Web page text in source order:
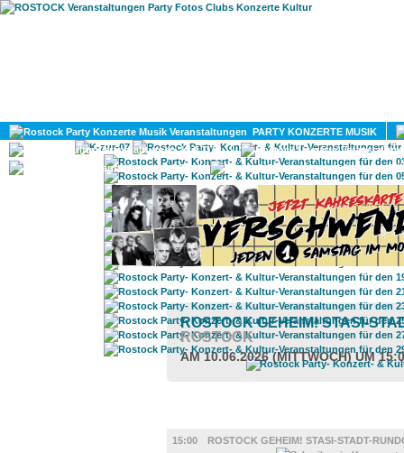
PARTY KONZERTE MUSIK
KULTUR
GAY
ROSTOCK GEHEIM! STASI-
ROSTOCK
AM 10.06.2026 (MITTWOCH) UM
15:00
ROSTOCK GEHEIM! STASI-STADT-